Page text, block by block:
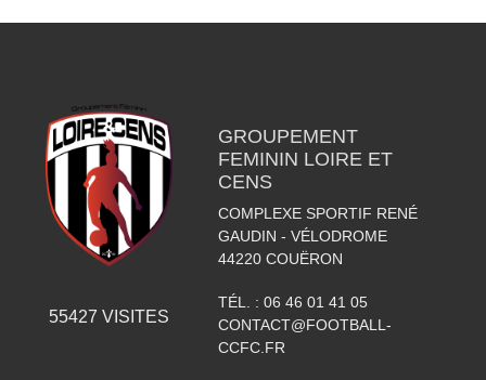
55427 VISITES
GROUPEMENT
FEMININ LOIRE ET
CENS
COMPLEXE SPORTIF RENÉ
GAUDIN - VÉLODROME
44220 COUËRON
TÉL. : 06 46 01 41 05
CONTACT@FOOTBALL-
CCFC.FR